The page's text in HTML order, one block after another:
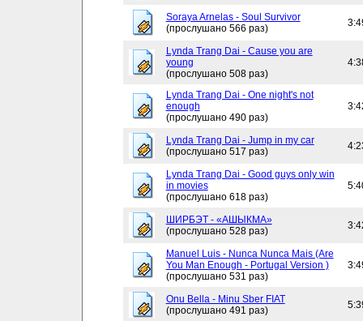
Soraya Arnelas - Soul Survivor
(прослушано 566 раз)
Lynda Trang Dai - Cause you are
young
(прослушано 508 раз)
Lynda Trang Dai - One night's not
enough
(прослушано 490 раз)
Lynda Trang Dai - Jump in my car
(прослушано 517 раз)
Lynda Trang Dai - Good guys only win
in movies
(прослушано 618 раз)
ШИРБЭТ - «АШЫКМА»
(прослушано 528 раз)
Manuel Luis - Nunca Nunca Mais (Are
You Man Enough - Portugal Version )
(прослушано 531 раз)
Onu Bella - Minu Sber FIAT
(прослушано 491 раз)